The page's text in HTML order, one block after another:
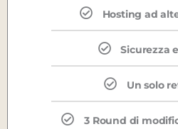
Hosting ad
Sicurezza
Un solo
3 Round di